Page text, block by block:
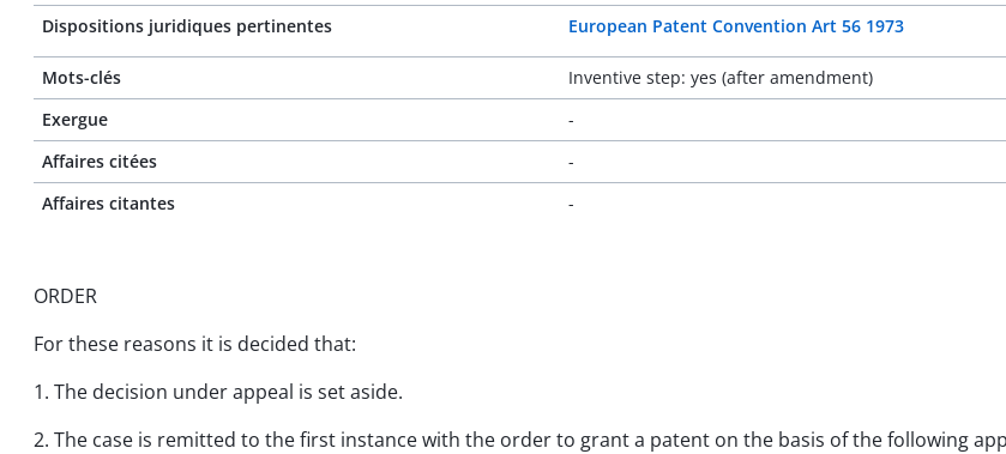
Dispositions juridiques pertinentes
European Patent Convention Art 56 1973
Mots-clés
Inventive step: yes (after amendment)
Exergue
-
Affaires citées
-
Affaires citantes
-
ORDER
For these reasons it is decided that:
1. The decision under appeal is set aside.
2. The case is remitted to the first instance with the order to grant a patent on the basis of the following